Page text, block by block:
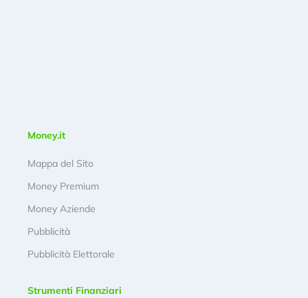
Money.it
Mappa del Sito
Money Premium
Money Aziende
Pubblicità
Pubblicità Elettorale
Strumenti Finanziari